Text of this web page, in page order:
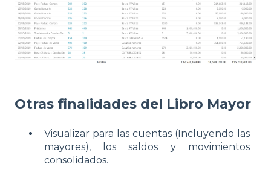
Otras finalidades del Libro Mayor
Visualizar para las cuentas (Incluyendo las
mayores), los saldos y movimientos
consolidados.